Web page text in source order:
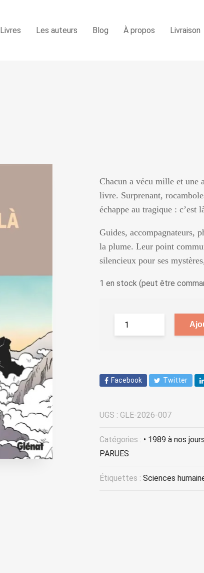
Livres Les auteurs Blog À propos Livraison
Chacun a vécu mille et une
livre. Surprenant,
échappe au tragique : c’est
Guides, accompagnateurs,
la plume. Leur point
silencieux pour ses
1 en stock (peut être
Facebook Twitter
UGS : GLE-2026-007
Catégories : • 1989 à nos
PARUES
Étiquettes : Sciences